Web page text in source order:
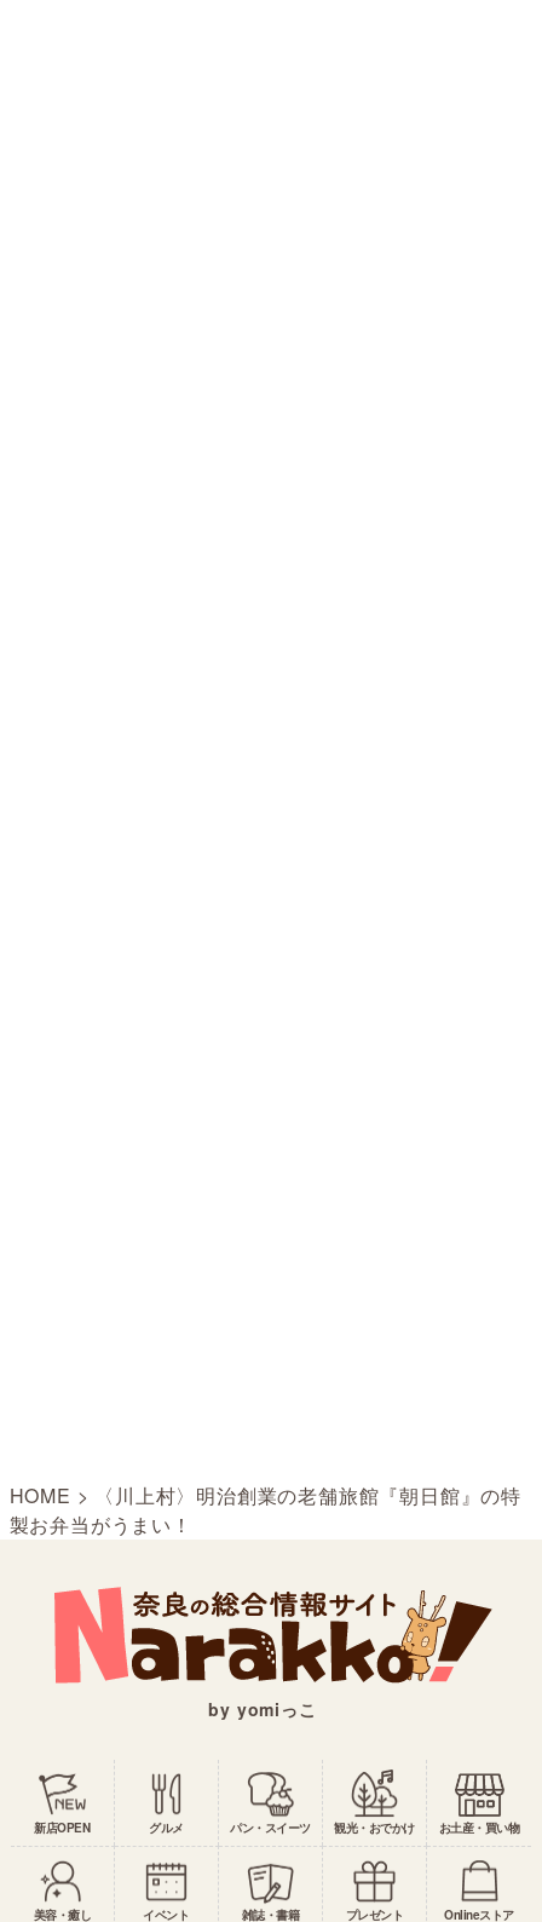
HOME >
〈川上村〉明治創業の老舗旅館『朝日館』の特
製お弁当がうまい！
by yomiっこ
新店OPEN グルメ パン・スイーツ 観光・おでかけ お土産・買い物
美容・癒し イベント 雑誌・書籍 プレゼント Onlineストア